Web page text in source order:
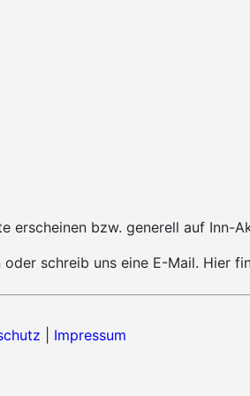
erscheinen bzw. generell auf Inn-
schreib uns eine E-Mail. Hier
Impressum